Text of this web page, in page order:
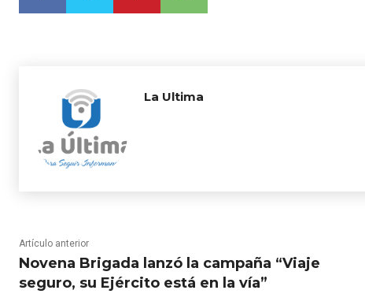
La Ultima
Artículo anterior
Novena Brigada lanzó la campaña “Viaje
seguro, su Ejército está en la vía”